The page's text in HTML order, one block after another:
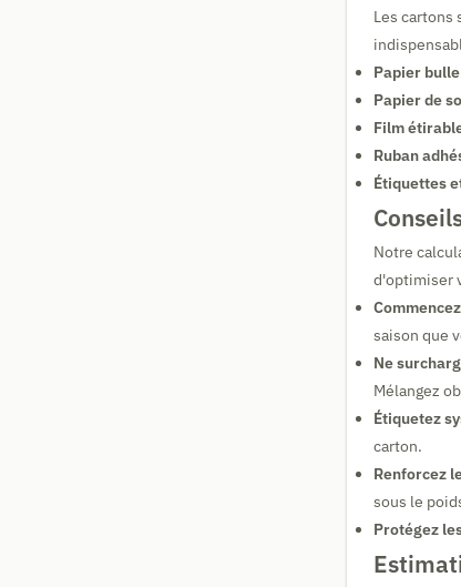
Les cartons
Papier
Papier de
Film
Ruban
Étiquettes
Notre
d'optimiser
saison que
Ne
Mélangez
Étiquetez
carton.
Renforcez
sous le
Protégez